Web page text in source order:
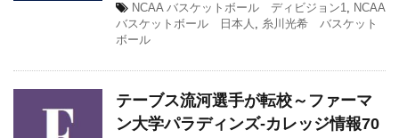
NCAA バスケットボール ディビジョン1, NCAA
バスケットボール 日本人 , 糸川光希 バスケット
ボール
テーブス流河選手が転校～ファーマ
ン大学パラディンズ-カレッジ情報70